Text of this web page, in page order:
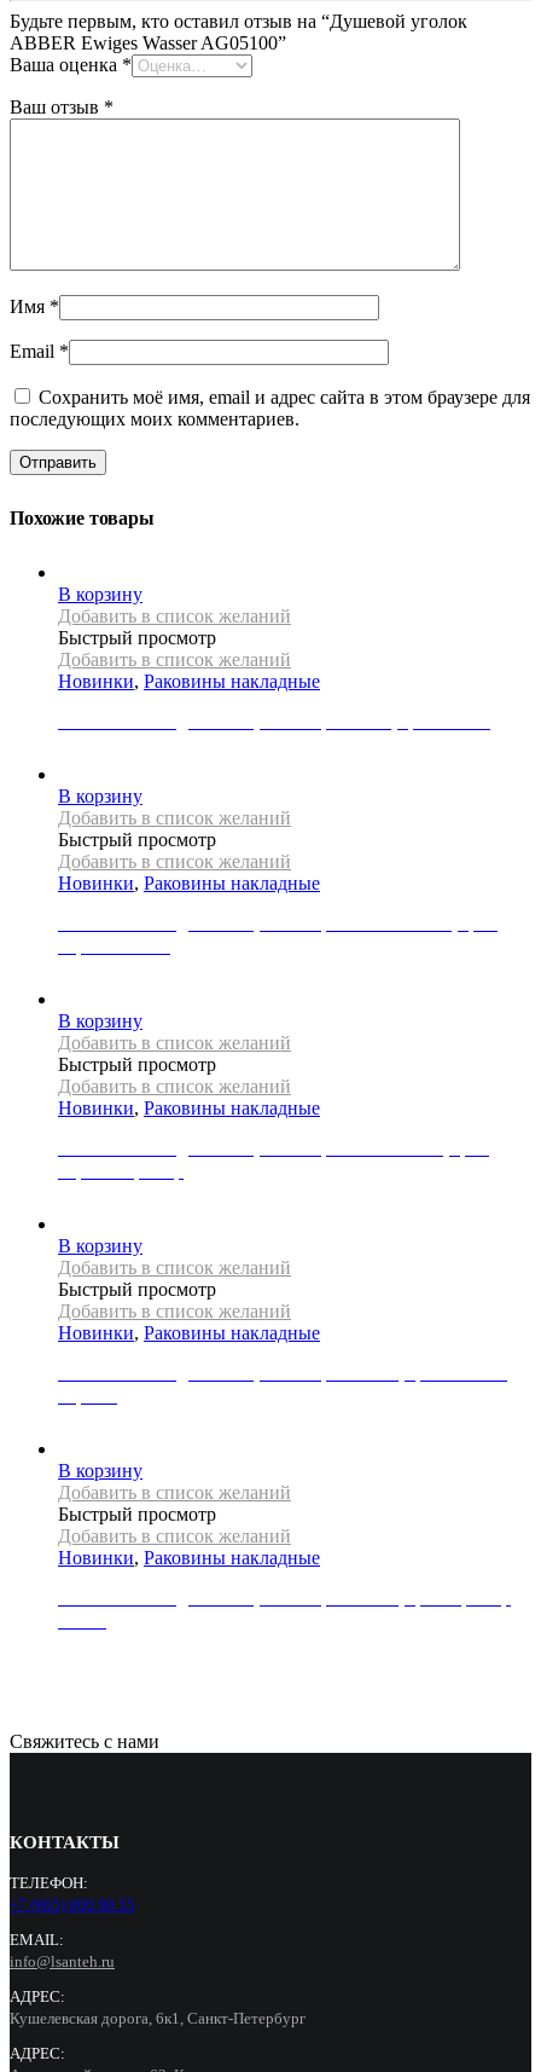
Будьте первым, кто оставил отзыв на “Душевой уголок
ABBER Ewiges Wasser AG05100”
Ваша оценка *
Ваш отзыв *
Имя *
Email *
Сохранить моё имя, email и адрес сайта в этом браузере для
последующих моих комментариев.
Похожие товары
В корзину
Добавить в список желаний
Быстрый просмотр
Добавить в список желаний
Новинки, Раковины накладные
В корзину
Добавить в список желаний
Быстрый просмотр
Добавить в список желаний
Новинки, Раковины накладные
В корзину
Добавить в список желаний
Быстрый просмотр
Добавить в список желаний
Новинки, Раковины накладные
В корзину
Добавить в список желаний
Быстрый просмотр
Добавить в список желаний
Новинки, Раковины накладные
В корзину
Добавить в список желаний
Быстрый просмотр
Добавить в список желаний
Новинки, Раковины накладные
Свяжитесь с нами
КОНТАКТЫ
ТЕЛЕФОН:
+7 (965) 000 90 55
EMAIL:
info@lsanteh.ru
АДРЕС:
Кушелевская дорога, 6к1, Санкт-Петербург
АДРЕС: